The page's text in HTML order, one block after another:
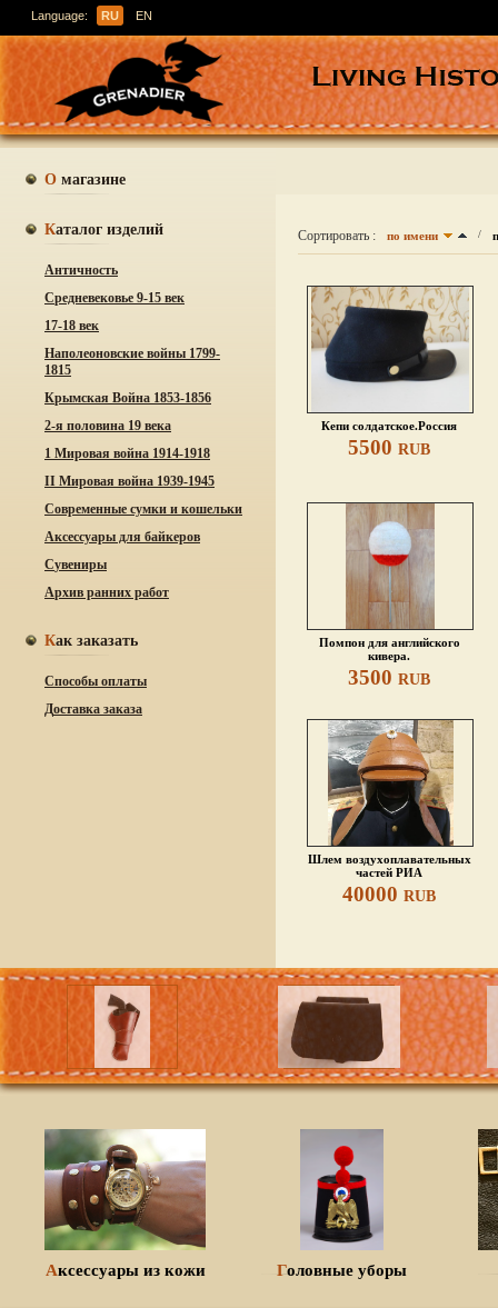
Language: RU EN
О магазине
Каталог изделий
Античность
Средневековье 9-15 век
17-18 век
Наполеоновские войны 1799-
1815
Крымская Война 1853-1856
2-я половина 19 века
1 Мировая война 1914-1918
ІІ Мировая война 1939-1945
Современные сумки и кошельки
Аксессуары для байкеров
Сувениры
Архив ранних работ
Как заказать
Способы оплаты
Доставка заказа
Сортировать : по имени /
Кепи солдатское.Россия
5500 RUB
Помпон для английского
кивера.
3500 RUB
Шлем воздухоплавательных
частей РИА
40000 RUB
Аксессуары из кожи Головные уборы